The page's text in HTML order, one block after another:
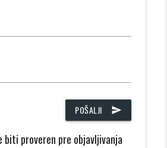
POŠALJI send
biti proveren pre objavljivanja